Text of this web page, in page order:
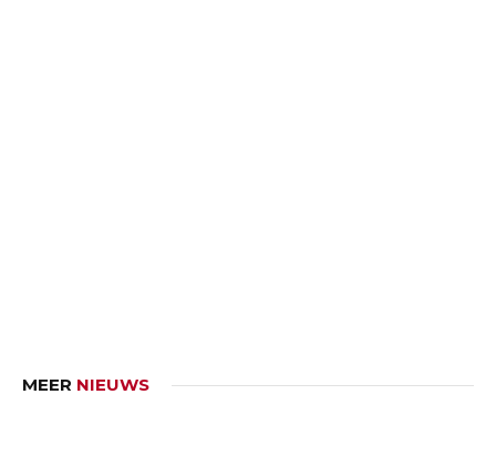
MEER NIEUWS